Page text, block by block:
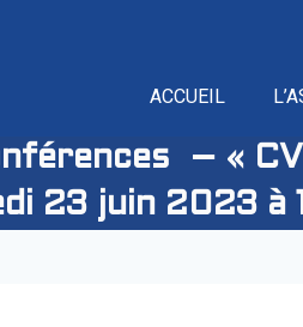
ACCUEIL
– «
23 juin 2023 à